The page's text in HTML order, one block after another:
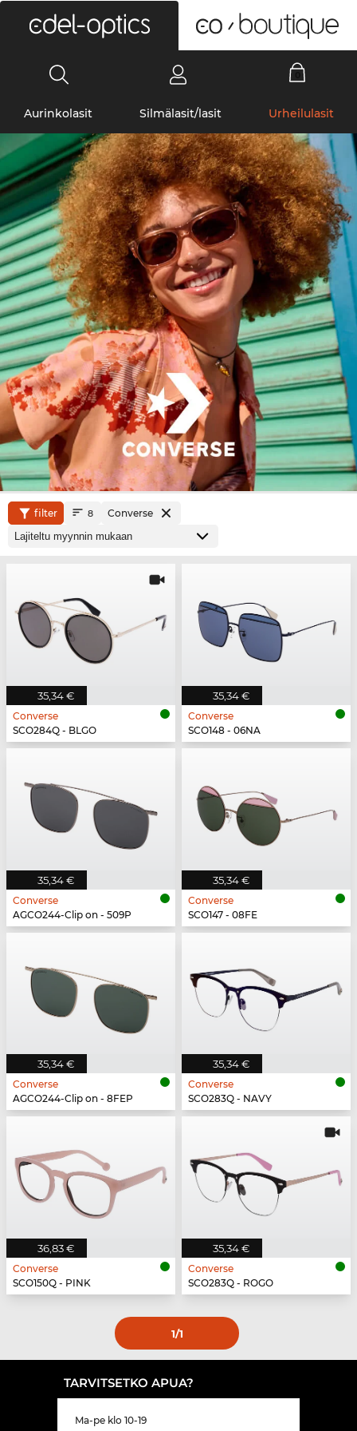
Aurinkolasit Silmälasit/lasit Urheilulasit
filter 8 Converse
35,34 €
Converse
SCO284Q - BLGO
35,34 €
Converse
SCO148 - 06NA
35,34 €
Converse
AGCO244-Clip on - 509P
35,34 €
Converse
SCO147 - 08FE
35,34 €
Converse
AGCO244-Clip on - 8FEP
35,34 €
Converse
SCO283Q - NAVY
36,83 €
Converse
SCO150Q - PINK
35,34 €
Converse
SCO283Q - ROGO
1/1
TARVITSETKO APUA?
Ma-pe klo 10-19